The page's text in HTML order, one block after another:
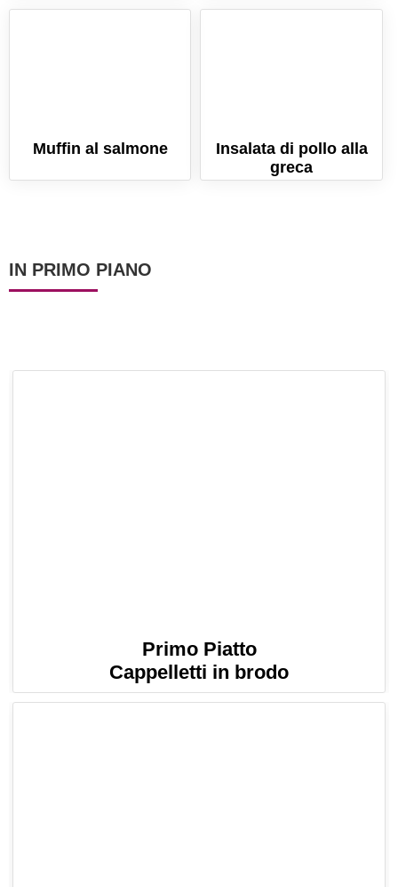
Muffin al salmone
Insalata di pollo alla
greca
IN PRIMO PIANO
Primo Piatto
Cappelletti in brodo